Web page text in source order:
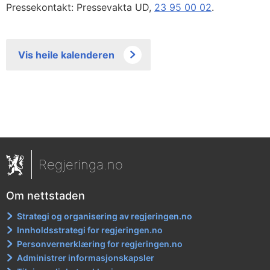
Pressekontakt: Pressevakta UD, 23 95 00 02.
Vis heile kalenderen
Regjeringa.no
Om nettstaden
Strategi og organisering av regjeringen.no
Innholdsstrategi for regjeringen.no
Personvernerklæring for regjeringen.no
Administrer informasjonskapsler